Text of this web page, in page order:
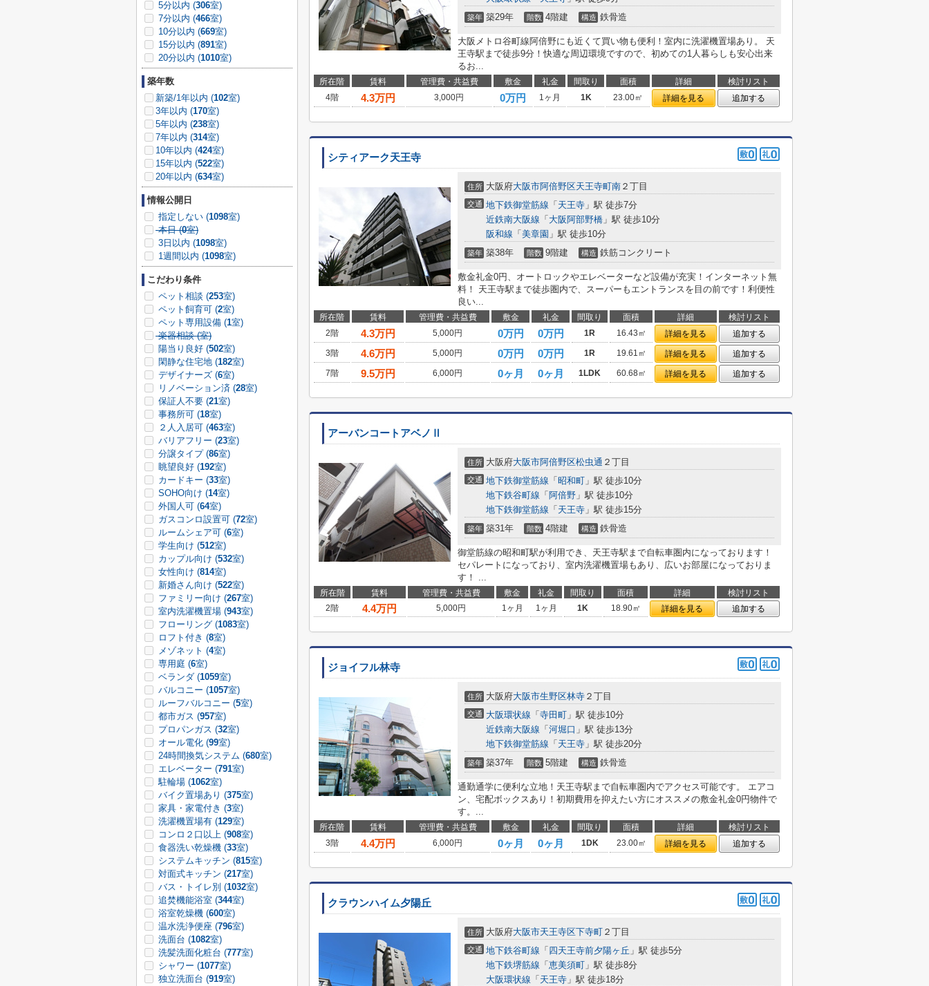
築年 築29年 階数 4階建 構造 鉄骨造
大阪メトロ谷町線阿倍野にも近くて買い物も便利！室内に洗濯機置場あり。 天
王寺駅まで徒歩9分！快適な周辺環境ですので、初めての1人暮らしも安心出来
るお...
所在階 賃料 管理費・共益費 敷金 礼金 間取り 面積 詳細
検討リスト
4階
4.3万円 3,000円 0万円 1ヶ月 1K 23.00㎡ 詳細を見る 追加する
シティアーク天王寺
住所 大阪府大阪市阿倍野区天王寺町南 ２丁目
交通 地下鉄御堂筋線 「 天王寺 」駅 徒歩7分
近鉄南大阪線 「 大阪阿部野橋 」駅 徒歩10分
阪和線 「 美章園 」駅 徒歩10分
築年 築38年 階数 9階建 構造 鉄筋コンクリート
敷金礼金0円、オートロックやエレベーターなど設備が充実！インターネット無
料！ 天王寺駅まで徒歩圏内で、スーパーもエントランスを目の前です！利便性
良い...
所在階 賃料 管理費・共益費 敷金 礼金 間取り 面積 詳細
検討リスト
2階
4.3万円 5,000円 0万円 0万円 1R 16.43㎡ 詳細を見る
追加する
3階
4.6万円 5,000円 0万円 0万円 1R 19.61㎡ 詳細を見る
追加する
7階
9.5万円 6,000円 0ヶ月 0ヶ月 1LDK 60.68㎡ 詳細を見る 追加する
アーバンコートアベノⅡ
住所 大阪府大阪市阿倍野区松虫通 ２丁目
交通 地下鉄御堂筋線 「 昭和町 」駅 徒歩10分
地下鉄谷町線 「 阿倍野 」駅 徒歩10分
地下鉄御堂筋線 「 天王寺 」駅 徒歩15分
築年 築31年 階数 4階建 構造 鉄骨造
御堂筋線の昭和町駅が利用でき、天王寺駅まで自転車圏内になっております！
セパレートになっており、室内洗濯機置場もあり、広いお部屋になっておりま
す！ ...
所在階 賃料 管理費・共益費 敷金 礼金 間取り 面積 詳細
検討リスト
2階
4.4万円 5,000円 1ヶ月 1ヶ月 1K 18.90㎡ 詳細を見る 追加する
ジョイフル林寺
住所 大阪府大阪市生野区林寺 ２丁目
交通 大阪環状線 「 寺田町 」駅 徒歩10分
近鉄南大阪線 「 河堀口 」駅 徒歩13分
地下鉄御堂筋線 「 天王寺 」駅 徒歩20分
築年 築37年 階数 5階建 構造 鉄骨造
通勤通学に便利な立地！天王寺駅まで自転車圏内でアクセス可能です。 エアコ
ン、宅配ボックスあり！初期費用を抑えたい方にオススメの敷金礼金0円物件で
す。...
所在階 賃料 管理費・共益費 敷金 礼金 間取り 面積 詳細
検討リスト
3階
4.4万円 6,000円 0ヶ月 0ヶ月 1DK 23.00㎡ 詳細を見る 追加する
クラウンハイム夕陽丘
住所 大阪府大阪市天王寺区下寺町 ２丁目
交通 地下鉄谷町線 「 四天王寺前夕陽ヶ丘 」駅 徒歩5分
地下鉄堺筋線 「 恵美須町 」駅 徒歩8分
大阪環状線 「 天王寺 」駅 徒歩18分
5分以内 (306室)
7分以内 (466室)
10分以内 (669室)
15分以内 (891室)
20分以内 (1010室)
築年数
新築/1年以内 (102室)
3年以内 (170室)
5年以内 (238室)
7年以内 (314室)
10年以内 (424室)
15年以内 (522室)
20年以内 (634室)
情報公開日
指定しない (1098室)
本日 (0室)
3日以内 (1098室)
1週間以内 (1098室)
こだわり条件
ペット相談 (253室)
ペット飼育可 (2室)
ペット専用設備 (1室)
楽器相談 (室)
陽当り良好 (502室)
閑静な住宅地 (182室)
デザイナーズ (6室)
リノベーション済 (28室)
保証人不要 (21室)
事務所可 (18室)
２人入居可 (463室)
バリアフリー (23室)
分譲タイプ (86室)
眺望良好 (192室)
カードキー (33室)
SOHO向け (14室)
外国人可 (64室)
ガスコンロ設置可 (72室)
ルームシェア可 (6室)
学生向け (512室)
カップル向け (532室)
女性向け (814室)
新婚さん向け (522室)
ファミリー向け (267室)
室内洗濯機置場 (943室)
フローリング (1083室)
ロフト付き (8室)
メゾネット (4室)
専用庭 (6室)
ベランダ (1059室)
バルコニー (1057室)
ルーフバルコニー (5室)
都市ガス (957室)
プロパンガス (32室)
オール電化 (99室)
24時間換気システム (680室)
エレベーター (791室)
駐輪場 (1062室)
バイク置場あり (375室)
家具・家電付き (3室)
洗濯機置場有 (129室)
コンロ２口以上 (908室)
食器洗い乾燥機 (33室)
システムキッチン (815室)
対面式キッチン (217室)
バス・トイレ別 (1032室)
追焚機能浴室 (344室)
浴室乾燥機 (600室)
温水洗浄便座 (796室)
洗面台 (1082室)
洗髪洗面化粧台 (777室)
シャワー (1077室)
独立洗面台 (919室)